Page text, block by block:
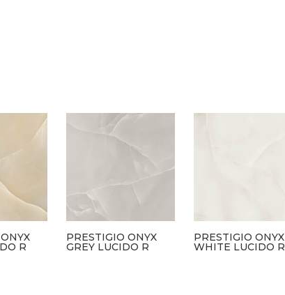
R
PRESTIGIO ONYX
GREY LUCIDO R
PRESTIGIO ONYX
WHITE LUCIDO R